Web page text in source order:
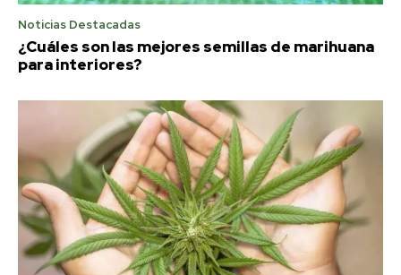
Noticias Destacadas
¿Cuáles son las mejores semillas de marihuana
para interiores?